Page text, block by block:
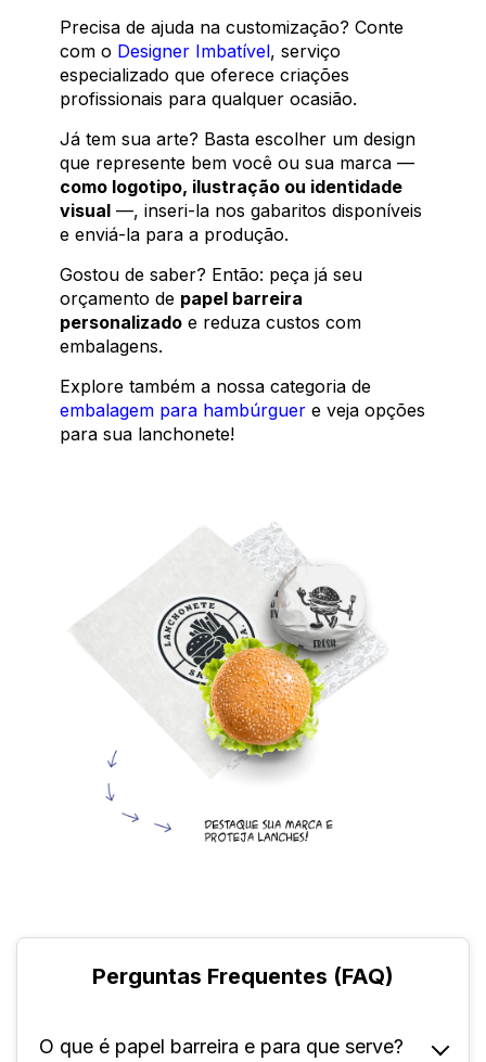
Precisa de ajuda na customização? Conte
com o Designer Imbatível, serviço
especializado que oferece criações
profissionais para qualquer ocasião.
Já tem sua arte? Basta escolher um design
que represente bem você ou sua marca —
como logotipo, ilustração ou identidade
visual —, inseri-la nos gabaritos disponíveis
e enviá-la para a produção.
Gostou de saber? Então: peça já seu
orçamento de papel barreira
personalizado e reduza custos com
embalagens.
Explore também a nossa categoria de
embalagem para hambúrguer e veja opções
para sua lanchonete!
Perguntas Frequentes (FAQ)
O que é papel barreira e para que serve?